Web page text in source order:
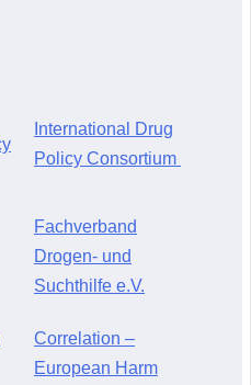
International Drug
Policy Consortium
Fachverband
Drogen- und
Suchthilfe e.V.
Correlation –
European Harm